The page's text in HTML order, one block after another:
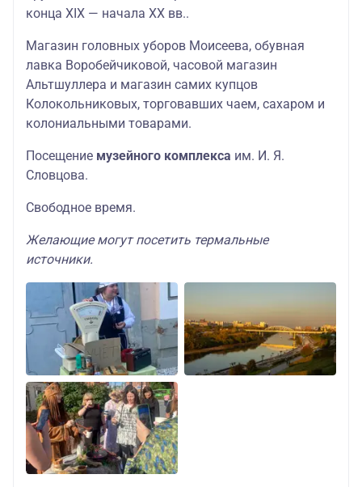
конца XIX — начала XX вв..
Магазин головных уборов Моисеева, обувная
лавка Воробейчиковой, часовой магазин
Альтшуллера и магазин самих купцов
Колокольниковых, торговавших чаем, сахаром и
колониальными товарами.
Посещение музейного комплекса им. И. Я.
Словцова.
Свободное время.
Желающие могут посетить термальные
источники.